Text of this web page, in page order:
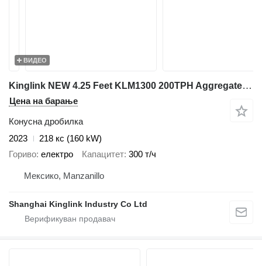
ВИДЕО
Kinglink NEW 4.25 Feet KLM1300 200TPH Aggregates Cone Crusher
Цена на барање
Конусна дробилка
2023
218 кс (160 kW)
Гориво електро Капацитет 300 т/ч
Мексико, Manzanillo
Shanghai Kinglink Industry Co Ltd